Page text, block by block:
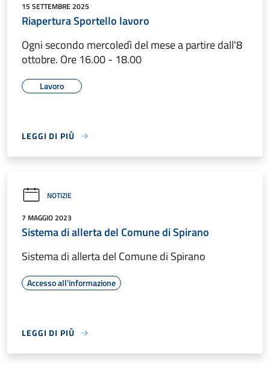
15 SETTEMBRE 2025
Riapertura Sportello lavoro
Ogni secondo mercoledì del mese a partire dall'8
ottobre. Ore 16.00 - 18.00
Lavoro
LEGGI DI PIÙ
NOTIZIE
7 MAGGIO 2023
Sistema di allerta del Comune di Spirano
Sistema di allerta del Comune di Spirano
Accesso all'informazione
LEGGI DI PIÙ